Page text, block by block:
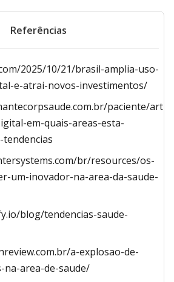
Referências
2025/10/21/brasil-amplia-uso-
e-atrai-novos-investimentos/
paciente/
em-quais-areas-esta-
br/resources/os-
um-inovador-na-area-da-saude-
blog/tendencias-saude-
a-explosao-de-
na-area-de-saude/